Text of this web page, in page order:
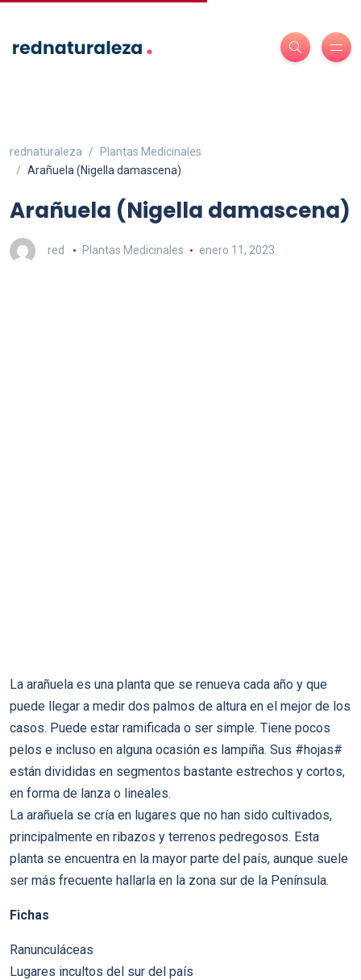
rednaturaleza
Plantas Medicinales
Arañuela (Nigella damascena)
Arañuela (Nigella damascena)
red Plantas Medicinales enero 11, 2023
La arañuela es una planta que se renueva cada año y que
puede llegar a medir dos palmos de altura en el mejor de los
casos. Puede estar ramificada o ser simple. Tiene pocos
pelos e incluso en alguna ocasión es lampiña. Sus #hojas#
están divididas en segmentos bastante estrechos y cortos,
en forma de lanza o lineales.
La arañuela se cría en lugares que no han sido cultivados,
principalmente en ribazos y terrenos pedregosos. Esta
planta se encuentra en la mayor parte del país, aunque suele
ser más frecuente hallarla en la zona sur de la Península.
Fichas
Ranunculáceas
Lugares incultos del sur del país